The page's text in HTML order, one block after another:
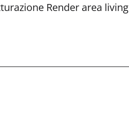
Render area living